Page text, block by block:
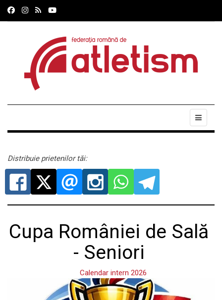
Distribuie prietenilor tăi:
Cupa României de Sală
- Seniori
Calendar intern 2026